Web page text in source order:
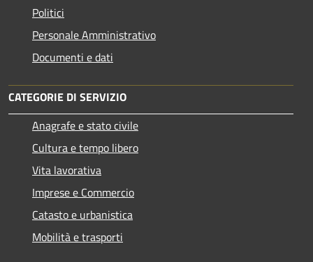
Politici
Personale Amministrativo
Documenti e dati
CATEGORIE DI SERVIZIO
Anagrafe e stato civile
Cultura e tempo libero
Vita lavorativa
Imprese e Commercio
Catasto e urbanistica
Mobilità e trasporti